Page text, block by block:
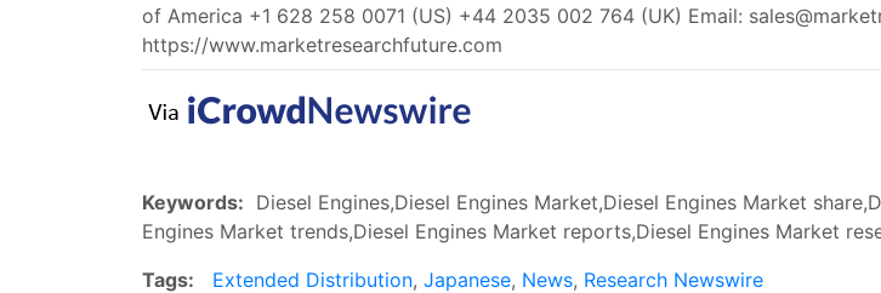
of America +1 628 258 0071 (US) +44 2035 002 764 (UK) Email:
https://www.marketresearchfuture.com
Keywords: Diesel Engines,Diesel Engines Market,Diesel Engines Market
Engines Market trends,Diesel Engines Market reports,Diesel Engines Market
Tags:
Extended Distribution, Japanese, News, Research Newswire